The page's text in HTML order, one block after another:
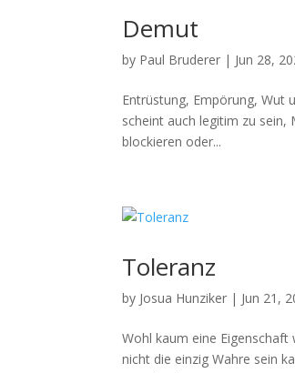
Demut
by Paul Bruderer | Jun 28,
Entrüs­tung, Empörung, Wut
scheint auch legit­im zu sein,
block­ieren oder...
Toleranz
by Josua Hunziker | Jun 21,
Wohl kaum eine
nicht die einzig Wahre sein